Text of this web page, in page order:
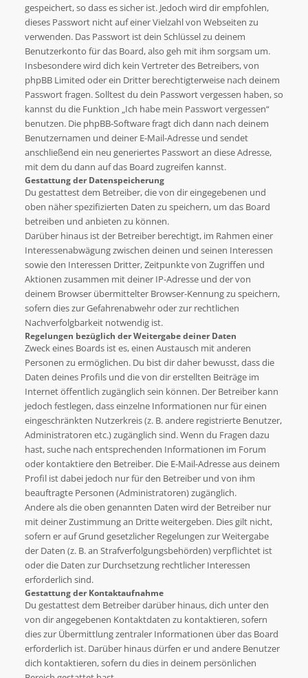
gespeichert, so dass es sicher ist. Jedoch wird dir empfohlen,
dieses Passwort nicht auf einer Vielzahl von Webseiten zu
verwenden. Das Passwort ist dein Schlüssel zu deinem
Benutzerkonto für das Board, also geh mit ihm sorgsam um.
Insbesondere wird dich kein Vertreter des Betreibers, von
phpBB Limited oder ein Dritter berechtigterweise nach deinem
Passwort fragen. Solltest du dein Passwort vergessen haben, so
kannst du die Funktion „Ich habe mein Passwort vergessen“
benutzen. Die phpBB-Software fragt dich dann nach deinem
Benutzernamen und deiner E-Mail-Adresse und sendet
anschließend ein neu generiertes Passwort an diese Adresse,
mit dem du dann auf das Board zugreifen kannst.
Gestattung der Datenspeicherung
Du gestattest dem Betreiber, die von dir eingegebenen und
oben näher spezifizierten Daten zu speichern, um das Board
betreiben und anbieten zu können.
Darüber hinaus ist der Betreiber berechtigt, im Rahmen einer
Interessenabwägung zwischen deinen und seinen Interessen
sowie den Interessen Dritter, Zeitpunkte von Zugriffen und
Aktionen zusammen mit deiner IP-Adresse und der von
deinem Browser übermittelter Browser-Kennung zu speichern,
sofern dies zur Gefahrenabwehr oder zur rechtlichen
Nachverfolgbarkeit notwendig ist.
Regelungen bezüglich der Weitergabe deiner Daten
Zweck eines Boards ist es, einen Austausch mit anderen
Personen zu ermöglichen. Du bist dir daher bewusst, dass die
Daten deines Profils und die von dir erstellten Beiträge im
Internet öffentlich zugänglich sein können. Der Betreiber kann
jedoch festlegen, dass einzelne Informationen nur für einen
eingeschränkten Nutzerkreis (z. B. andere registrierte Benutzer,
Administratoren etc.) zugänglich sind. Wenn du Fragen dazu
hast, suche nach entsprechenden Informationen im Forum
oder kontaktiere den Betreiber. Die E-Mail-Adresse aus deinem
Profil ist dabei jedoch nur für den Betreiber und von ihm
beauftragte Personen (Administratoren) zugänglich.
Andere als die oben genannten Daten wird der Betreiber nur
mit deiner Zustimmung an Dritte weitergeben. Dies gilt nicht,
sofern er auf Grund gesetzlicher Regelungen zur Weitergabe
der Daten (z. B. an Strafverfolgungsbehörden) verpflichtet ist
oder die Daten zur Durchsetzung rechtlicher Interessen
erforderlich sind.
Gestattung der Kontaktaufnahme
Du gestattest dem Betreiber darüber hinaus, dich unter den
von dir angegebenen Kontaktdaten zu kontaktieren, sofern
dies zur Übermittlung zentraler Informationen über das Board
erforderlich ist. Darüber hinaus dürfen er und andere Benutzer
dich kontaktieren, sofern du dies in deinem persönlichen